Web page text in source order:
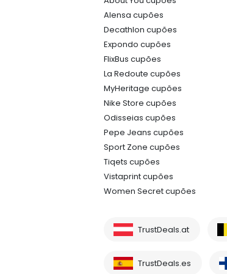
Alensa cupões
Decathlon cupões
Expondo cupões
FlixBus cupões
La Redoute cupões
MyHeritage cupões
Nike Store cupões
Odisseias cupões
Pepe Jeans cupões
Sport Zone cupões
Tiqets cupões
Vistaprint cupões
Women Secret cupões
TrustDeals.at
TrustDeals.es